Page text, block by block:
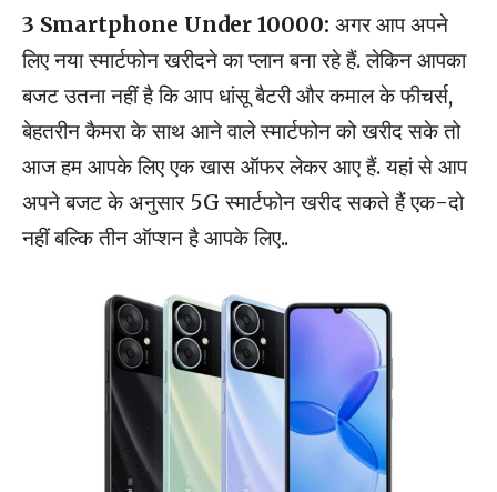
3 Smartphone Under 10000: अगर आप अपने
लिए नया स्मार्टफोन खरीदने का प्लान बना रहे हैं. लेकिन आपका
बजट उतना नहीं है कि आप धांसू बैटरी और कमाल के फीचर्स,
बेहतरीन कैमरा के साथ आने वाले स्मार्टफोन को खरीद सके तो
आज हम आपके लिए एक खास ऑफर लेकर आए हैं. यहां से आप
अपने बजट के अनुसार 5G स्मार्टफोन खरीद सकते हैं एक-दो
नहीं बल्कि तीन ऑप्शन है आपके लिए..